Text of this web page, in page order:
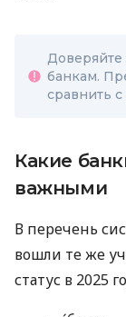
банкам.
сравнить
Какие
важными
В перечень
вошли те же
статус в 2025